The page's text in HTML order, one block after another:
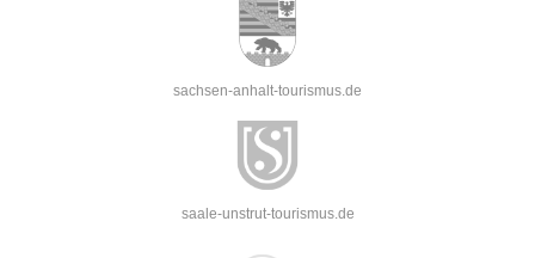
sachsen-anhalt-tourismus.de
saale-unstrut-tourismus.de